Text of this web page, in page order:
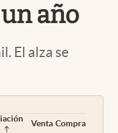
año
El alza se
Venta Compra